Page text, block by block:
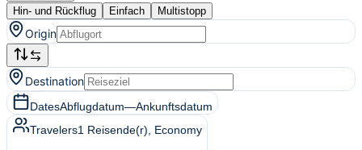
Hin- und Rückflug
Einfach Multistopp
Origin
Destination
DatesAbflugdatum—Ankunftsdatum
Travelers1 Reisende(r) , Economy